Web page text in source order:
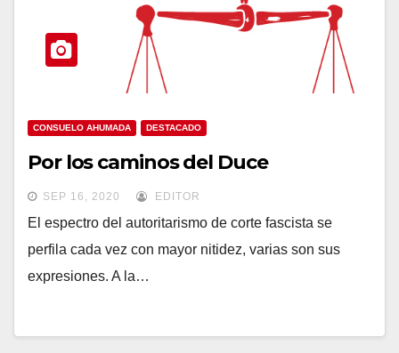
CONSUELO AHUMADA DESTACADO
Por los caminos del Duce
SEP 16, 2020 EDITOR
El espectro del autoritarismo de corte fascista se
perfila cada vez con mayor nitidez, varias son sus
expresiones. A la…